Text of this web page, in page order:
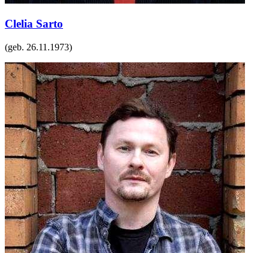
Clelia Sarto
(geb. 26.11.1973)